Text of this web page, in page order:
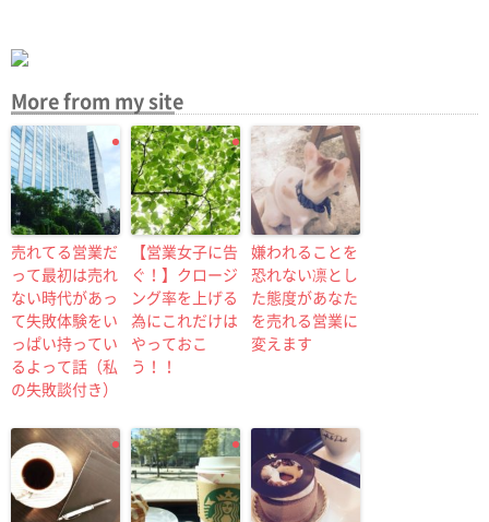
More from my site
売れてる営業だ
って最初は売れ
ない時代があっ
て失敗体験をい
っぱい持ってい
るよって話（私
の失敗談付き）
【営業女子に告
ぐ！】クロージ
ング率を上げる
為にこれだけは
やっておこ
う！！
嫌われることを
恐れない凛とし
た態度があなた
を売れる営業に
変えます